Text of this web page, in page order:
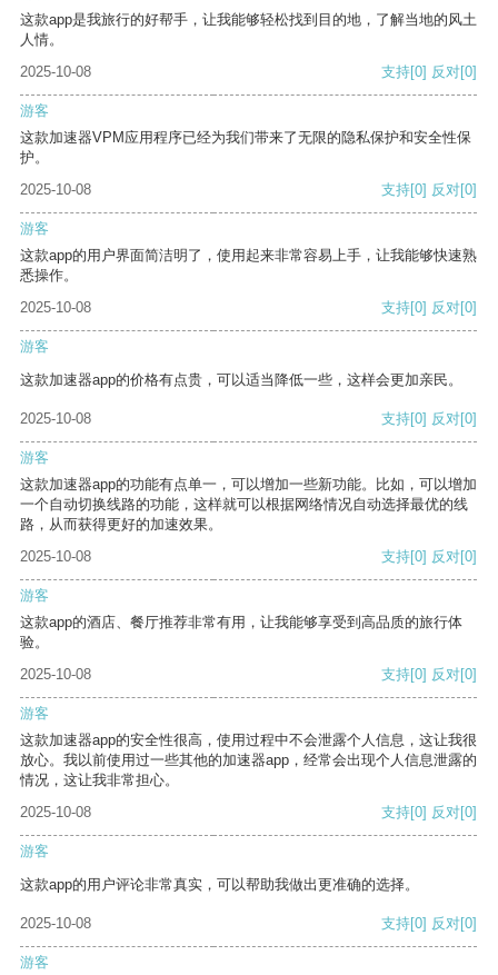
这款app是我旅行的好帮手，让我能够轻松找到目的地，了解当地的风土
人情。
2025-10-08
支持[0] 反对[0]
游客
这款加速器VPM应用程序已经为我们带来了无限的隐私保护和安全性保
护。
2025-10-08
支持[0] 反对[0]
游客
这款app的用户界面简洁明了，使用起来非常容易上手，让我能够快速熟
悉操作。
2025-10-08
支持[0] 反对[0]
游客
这款加速器app的价格有点贵，可以适当降低一些，这样会更加亲民。
2025-10-08 支持[0] 反对[0]
游客
这款加速器app的功能有点单一，可以增加一些新功能。比如，可以增加
一个自动切换线路的功能，这样就可以根据网络情况自动选择最优的线
路，从而获得更好的加速效果。
2025-10-08
支持[0] 反对[0]
游客
这款app的酒店、餐厅推荐非常有用，让我能够享受到高品质的旅行体
验。
2025-10-08
支持[0] 反对[0]
游客
这款加速器app的安全性很高，使用过程中不会泄露个人信息，这让我很
放心。我以前使用过一些其他的加速器app，经常会出现个人信息泄露的
情况，这让我非常担心。
2025-10-08
支持[0] 反对[0]
游客
这款app的用户评论非常真实，可以帮助我做出更准确的选择。
2025-10-08 支持[0] 反对[0]
游客